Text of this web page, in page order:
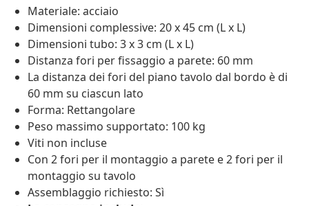
Materiale: acciaio
Dimensioni complessive: 20 x 45 cm (L x L)
Dimensioni tubo: 3 x 3 cm (L x L)
Distanza fori per fissaggio a parete: 60 mm
La distanza dei fori del piano tavolo dal bordo è di
60 mm su ciascun lato
Forma: Rettangolare
Peso massimo supportato: 100 kg
Viti non incluse
Con 2 fori per il montaggio a parete e 2 fori per il
montaggio su tavolo
Assemblaggio richiesto: Sì